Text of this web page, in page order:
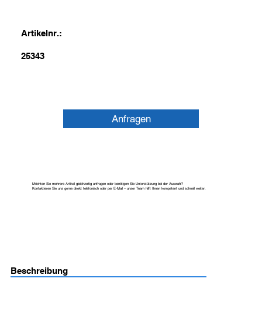
Artikelnr.:
25343
Anfragen
Möchten Sie mehrere Artikel gleichzeitig anfragen oder benötigen Sie Unterstützung bei der Auswahl?
Kontaktieren Sie uns gerne direkt telefonisch oder per E-Mail – unser Team hilft Ihnen kompetent und schnell weiter.
Beschreibung